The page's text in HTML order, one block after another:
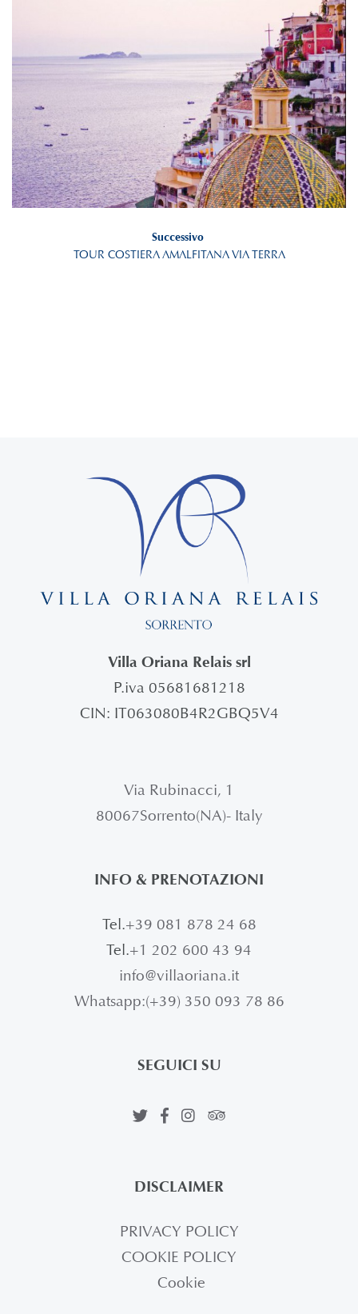
Successivo
TOUR COSTIERA AMALFITANA VIA TERRA
Villa Oriana Relais srl
P.iva 05681681218
CIN: IT063080B4R2GBQ5V4
Via Rubinacci, 1
80067Sorrento(NA)- Italy
INFO & PRENOTAZIONI
Tel.+39 081 878 24 68
Tel.+1 202 600 43 94
info@villaoriana.it
Whatsapp:(+39) 350 093 78 86
SEGUICI SU
DISCLAIMER
PRIVACY POLICY
COOKIE POLICY
Cookie